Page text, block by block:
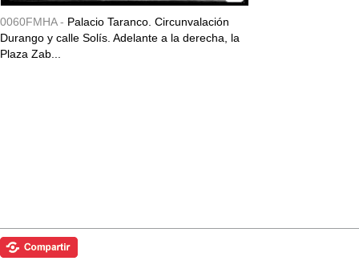
0060FMHA - Palacio Taranco. Circunvalación
Durango y calle Solís. Adelante a la derecha, la
Plaza Zab...